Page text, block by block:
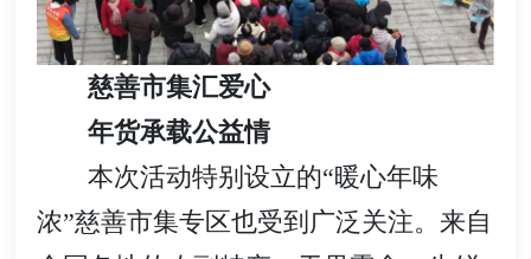
慈善市集汇爱心
年货承载公益情
本次活动特别设立的“暖心年味
浓”慈善市集专区也受到广泛关注。来自